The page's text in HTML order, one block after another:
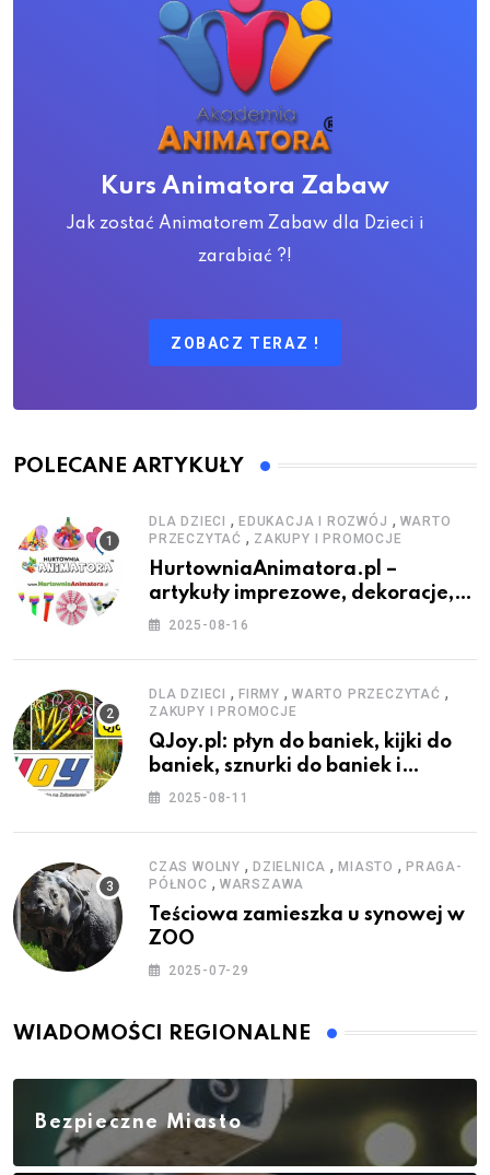
Kurs Animatora Zabaw
Jak zostać Animatorem Zabaw dla Dzieci i
zarabiać ?!
ZOBACZ TERAZ !
POLECANE ARTYKUŁY
DLA DZIECI , EDUKACJA I ROZWÓJ , WARTO
PRZECZYTAĆ , ZAKUPY I PROMOCJE
HurtowniaAnimatora.pl –
artykuły imprezowe, dekoracje,
stroje i akcesoria dla animatorów
2025-08-16
DLA DZIECI , FIRMY , WARTO PRZECZYTAĆ ,
ZAKUPY I PROMOCJE
QJoy.pl: płyn do baniek, kijki do
baniek, sznurki do baniek i
zestawy do baniek
2025-08-11
CZAS WOLNY , DZIELNICA ,MIASTO ,PRAGA-
PÓŁNOC , WARSZAWA
Teściowa zamieszka u synowej w
ZOO
2025-07-29
WIADOMOŚCI REGIONALNE
Bezpieczne Miasto